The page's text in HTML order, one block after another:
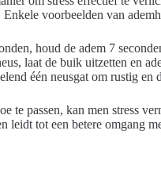
voorbeelden van
houd de adem 7
laat de buik uitzetten en
één neusgat om rustig en
te passen, kan men stress
tot een betere omgang